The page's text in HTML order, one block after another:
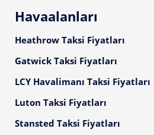
Havaalanları
Heathrow Taksi Fiyatları
Gatwick Taksi Fiyatları
LCY Havalimanı Taksi Fiyatları
Luton Taksi Fiyatları
Stansted Taksi Fiyatları